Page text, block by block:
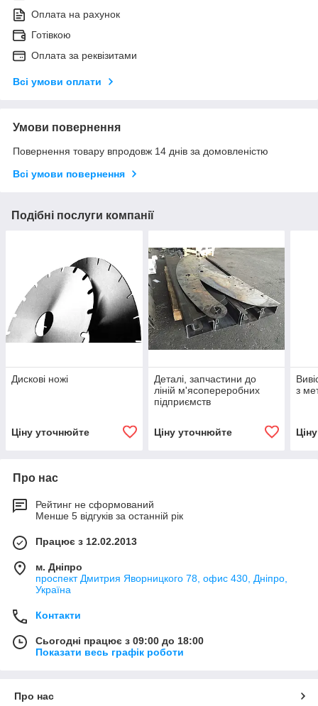
Оплата на рахунок
Готівкою
Оплата за реквізитами
Всі умови оплати
Умови повернення
Повернення товару впродовж 14 днів за домовленістю
Всі умови повернення
Подібні послуги компанії
Дискові ножі
Ціну уточнюйте
Деталі, запчастини до
ліній м'ясопереробних
підприємств
Ціну уточнюйте
з
Про нас
Рейтинг не сформований
Менше 5 відгуків за останній рік
Працює з 12.02.2013
м. Дніпро
проспект Дмитрия Яворницкого 78, офис 430, Дніпро,
Україна
Контакти
Сьогодні працює з 09:00 до 18:00
Показати весь графік роботи
Про нас